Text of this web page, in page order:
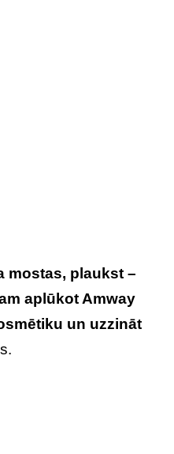
mostas, plaukst –
aplūkot Amway
un uzzināt